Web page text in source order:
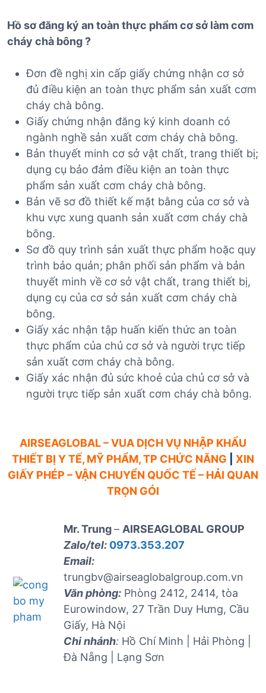
Hồ sơ đăng ký an toàn thực phẩm cơ sở làm cơm
cháy chà bông?
Đơn đề nghị xin cấp giấy chứng nhận cơ sở
đủ điều kiện an toàn thực phẩm sản xuất cơm
cháy chà bông.
Giấy chứng nhận đăng ký kinh doanh có
ngành nghề sản xuất cơm cháy chà bông.
Bản thuyết minh cơ sở vật chất, trang thiết bị;
dụng cụ bảo đảm điều kiện an toàn thực
phẩm sản xuất cơm cháy chà bông.
Bản vẽ sơ đồ thiết kế mặt bằng của cơ sở và
khu vực xung quanh sản xuất cơm cháy chà
bông.
Sơ đồ quy trình sản xuất thực phẩm hoặc quy
trình bảo quản; phân phối sản phẩm và bản
thuyết minh về cơ sở vật chất, trang thiết bị,
dụng cụ của cơ sở sản xuất cơm cháy chà
bông.
Giấy xác nhận tập huấn kiến thức an toàn
thực phẩm của chủ cơ sở và người trực tiếp
sản xuất cơm cháy chà bông.
Giấy xác nhận đủ sức khoẻ của chủ cơ sở và
người trực tiếp sản xuất cơm cháy chà bông.
AIRSEAGLOBAL – VUA DỊCH VỤ NHẬP KHẨU
THIẾT BỊ Y TẾ, MỸ PHẨM, TP CHỨC NĂNG
XIN
GIẤY PHÉP – VẬN CHUYỂN QUỐC TẾ – HẢI QUAN
TRỌN GÓI
Mr. Trung– AIRSEAGLOBAL GROUP
Zalo/tel: 0973.353.207
Email:
trungbv@airseaglobalgroup.com.vn
Văn phòng: Phòng 2412, 2414, tòa
Eurowindow, 27 Trần Duy Hưng, Cầu
Giấy, Hà Nội
Chi nhánh: Hồ Chí Minh | Hải Phòng |
Đà Nẵng | Lạng Sơn